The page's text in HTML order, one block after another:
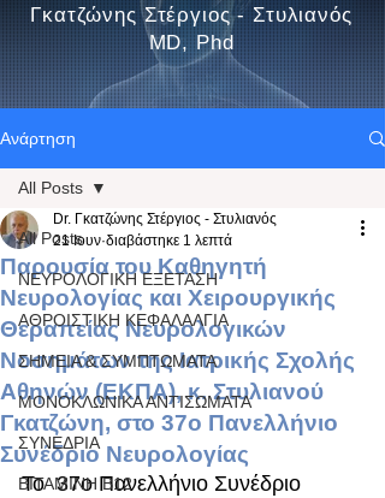
Γκατζώνης Στέργιος - Στυλιανός
MD, Phd
Ανάρτηση
All Posts
ΝΕΥΡΟΛΟΓΙΚΗ ΕΞΕΤΑΣΗ
ΑΘΡΟΙΣΤΙΚΗ ΚΕΦΑΛΑΛΓΙΑ
ΣΗΜΕΙΑ & ΣΥΜΠΤΩΜΑΤΑ
ΜΟΝΟΚΛΩΝΙΚΑ ΑΝΤΙΣΩΜΑΤΑ
ΣΥΝΕΔΡΙΑ
ΒΙΤΑΜΙΝΗ Β12
All Posts
Παρουσία του Καθηγητή
Νευρολογίας και Χειρουργικής
Θεραπείας Νευρολογικών
Νοσημάτων της Ιατρικής Σχολής
Αθηνών (ΕΚΠΑ), κ. Στυλιανού
Γκατζώνη, στο 37ο Πανελλήνιο
Συνέδριο Νευρολογίας
Dr. Γκατζώνης Στέργιος - Στυλιανός
21 Ιουν διαβάστηκε 1 λεπτά
Το  37ο Πανελλήνιο Συνέδριο